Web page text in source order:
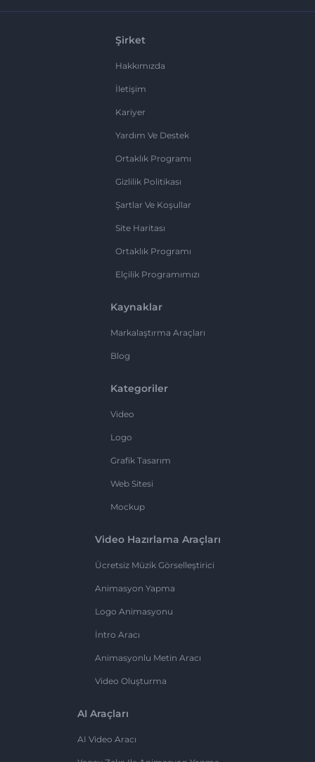
Şirket
Hakkımızda
İletişim
Kariyer
Yardım Ve Destek
Ortaklık Programı
Gizlilik Politikası
Şartlar Ve Koşullar
Site Haritası
Ortaklık Programı
Elçilik Programımızı
Kaynaklar
Markalaştırma Araçları
Blog
Kategoriler
Video
Logo
Grafik Tasarım
Web Sitesi
Mockup
Video Hazırlama Araçları
Ücretsiz Müzik Görselleştirici
Animasyon Yapma
Logo Animasyonu
İntro Aracı
Animasyonlu Metin Aracı
Video Oluşturma
AI Araçları
AI Video Aracı